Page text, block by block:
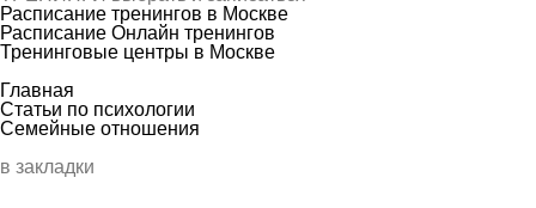
Расписание тренингов в Москве
Расписание Онлайн тренингов
Тренинговые центры в Москве
Главная
Статьи по психологии
Семейные отношения
в закладки